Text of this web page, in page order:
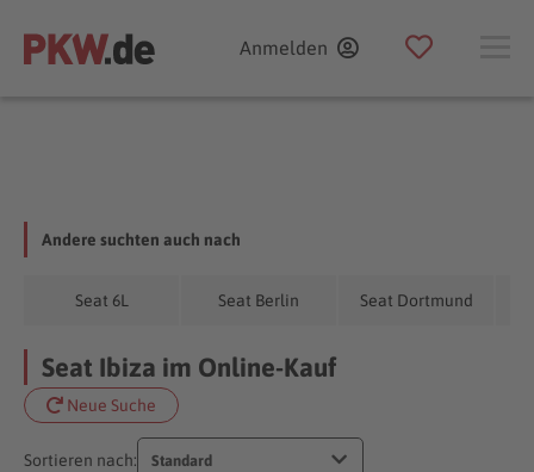
Anmelden
Andere suchten auch nach
Seat 6L Seat Berlin Seat Dortmund
Seat Ibiza im Online-Kauf
Neue Suche
Sortieren nach: Standard